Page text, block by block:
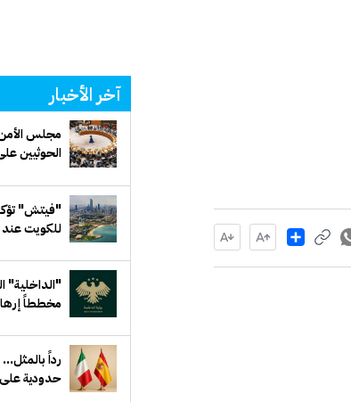
Share
آخر الأخبار
مجلس
الحوثيين
"فيتش"
"الداخلية"
مخططاً
دمشق
رداً
حدودية على